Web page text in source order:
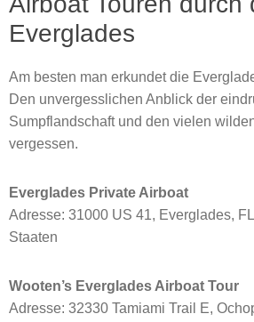
Everglades
Am besten man erkundet die
Den unvergesslichen Anblick der
Sumpflandschaft und den vielen
vergessen.
Everglades Private Airboat
Adresse: 31000 US 41, Everglades,
Staaten
Wooten’s Everglades Airboat Tour
Adresse: 32330 Tamiami Trail E,